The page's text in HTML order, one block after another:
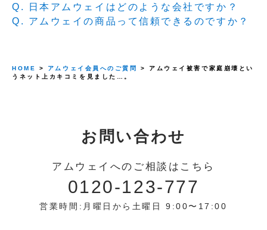
Q. 日本アムウェイはどのような会社ですか？
Q. アムウェイの商品って信頼できるのですか？
HOME > アムウェイ会員へのご質問
> アムウェイ被害で家庭崩壊とい
うネット上カキコミを見ました…。
お問い合わせ
アムウェイへのご相談はこちら
0120-123-777
営業時間:月曜日から土曜日 9:00〜17:00